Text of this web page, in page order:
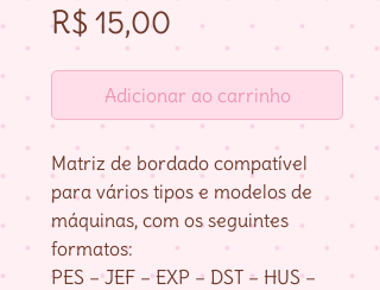
R$ 15,00 Preço
Adicionar ao carrinho
Matriz de bordado compatível
para vários tipos e modelos de
máquinas, com os seguintes
formatos:
PES – JEF – EXP – DST – HUS –